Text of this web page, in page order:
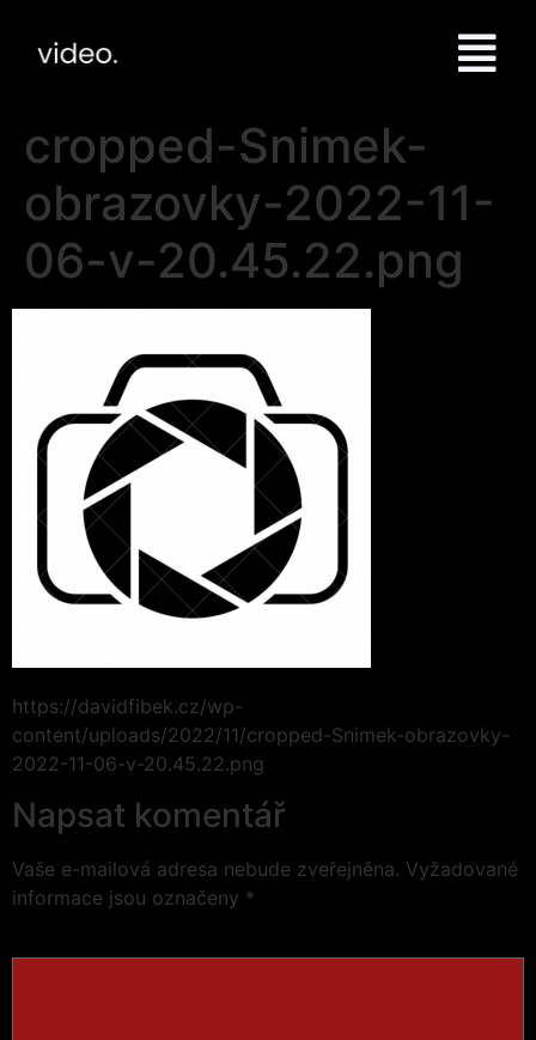
cropped-Snimek-
obrazovky-2022-11-
06-v-20.45.22.png
https://davidfibek.cz/wp-
content/uploads/2022/11/cropped-Snimek-obrazovky-
2022-11-06-v-20.45.22.png
Napsat komentář
Vaše e-mailová adresa nebude zveřejněna. Vyžadované
informace jsou označeny *